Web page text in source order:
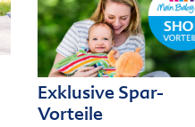
Exklusive Spar-
Vorteile